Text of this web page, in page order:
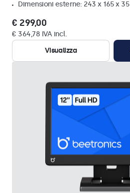
Dimensioni esterne: 243 x 165 x
€ 299,00
€ 364,78 IVA incl.
Visualizza